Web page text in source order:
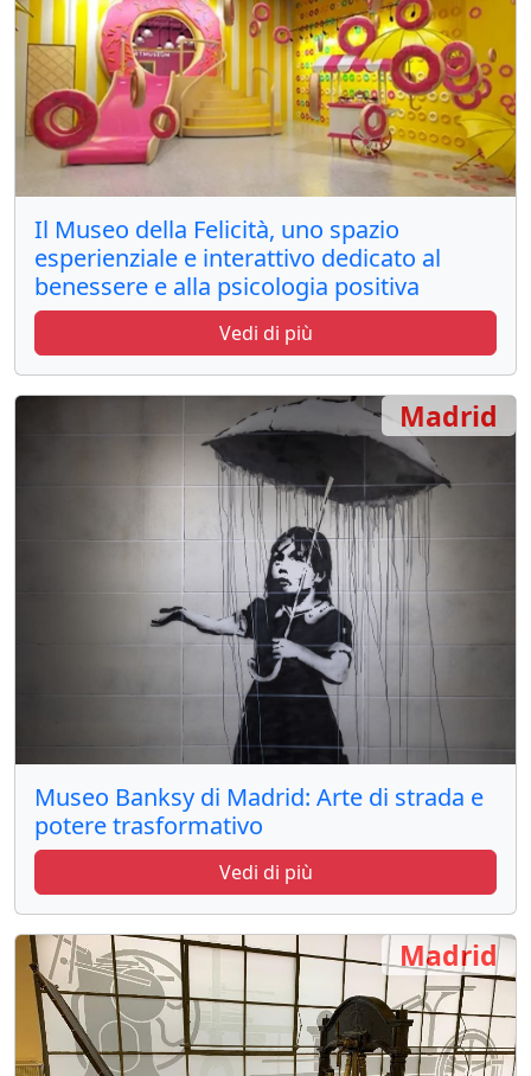
Il Museo della Felicità, uno spazio
esperienziale e interattivo dedicato al
benessere e alla psicologia positiva
Vedi di più
Museo Banksy di Madrid: Arte di strada e
potere trasformativo
Vedi di più
Madrid
Madrid